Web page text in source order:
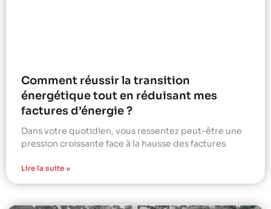
Comment réussir la transition
énergétique tout en réduisant mes
factures d’énergie ?
Dans votre quotidien, vous ressentez peut-être une
pression croissante face à la hausse des factures
Lire la suite »